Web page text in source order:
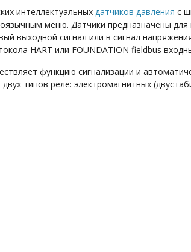
интеллектуальных датчиков давления с
меню. Датчики предназначены
выходной сигнал или в сигнал
HART или FOUNDATION fieldbus
функцию сигнализации и
типов реле: электромагнитных